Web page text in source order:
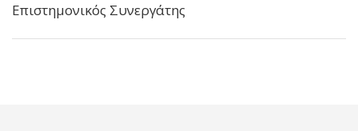
Επιστημονικός Συνεργάτης